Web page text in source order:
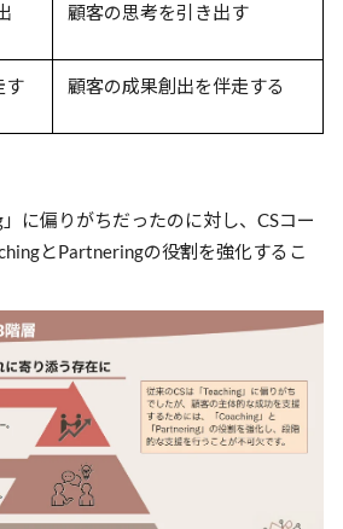
顧客の思考を引き出す
す
顧客の成果創出を伴走する
に偏りがちだったのに対し、CSコー
とPartneringの役割を強化するこ